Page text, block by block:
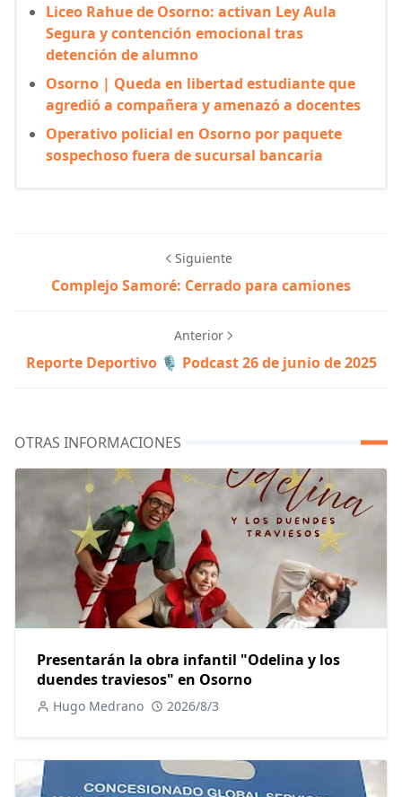
Liceo Rahue de Osorno: activan Ley Aula
Segura y contención emocional tras
detención de alumno
Osorno | Queda en libertad estudiante que
agredió a compañera y amenazó a docentes
Operativo policial en Osorno por paquete
sospechoso fuera de sucursal bancaria
Siguiente
Complejo Samoré: Cerrado para camiones
Anterior
Reporte Deportivo 🎙️ Podcast 26 de junio de 2025
OTRAS INFORMACIONES
Presentarán la obra infantil "Odelina y los
duendes traviesos" en Osorno
Hugo Medrano 2026/8/3